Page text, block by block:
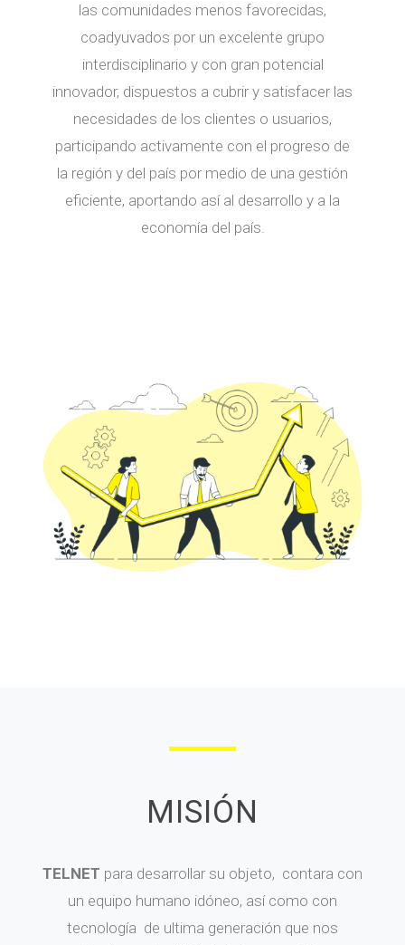
las comunidades menos favorecidas,
coadyuvados por un excelente grupo
interdisciplinario y con gran potencial
innovador, dispuestos a cubrir y satisfacer las
necesidades de los clientes o usuarios,
participando activamente con el progreso de
la región y del país por medio de una gestión
eficiente, aportando así al desarrollo y a la
economía del país.
MISIÓN
TELNET para desarrollar su objeto, contara con
un equipo humano idóneo, así como con
tecnología de ultima generación que nos